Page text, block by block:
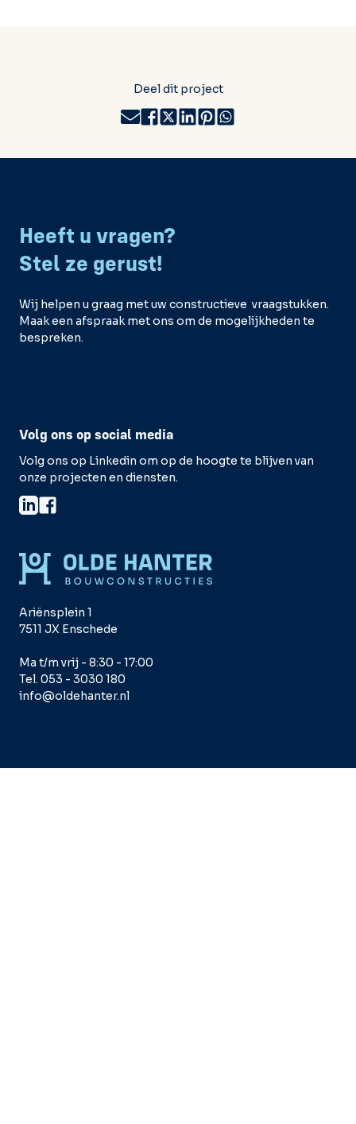
Deel dit project
Heeft u vragen?
Stel ze gerust!
Wij helpen u graag met uw constructieve vraagstukken.
Maak een afspraak met ons om de mogelijkheden te
bespreken.
Volg ons op social media
Volg ons op Linkedin om op de hoogte te blijven van
onze projecten en diensten.
Ariënsplein 1
7511 JX Enschede
Ma t/m vrij - 8:30 - 17:00
Tel. 053 - 3030 180
info@oldehanter.nl